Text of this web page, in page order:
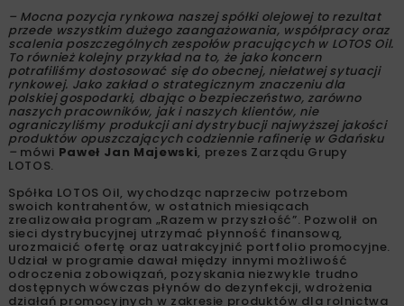
– Mocna pozycja rynkowa naszej spółki olejowej to rezultat
przede wszystkim dużego zaangażowania, współpracy oraz
scalenia poszczególnych zespołów pracujących w LOTOS Oil.
To również kolejny przykład na to, że jako koncern
potrafiliśmy dostosować się do obecnej, niełatwej sytuacji
rynkowej. Jako zakład o strategicznym znaczeniu dla
polskiej gospodarki, dbając o bezpieczeństwo, zarówno
naszych pracowników, jak i naszych klientów, nie
ograniczyliśmy produkcji ani dystrybucji najwyższej jakości
produktów opuszczających codziennie rafinerię w Gdańsku
– mówi Paweł Jan Majewski, prezes Zarządu Grupy
LOTOS.
Spółka LOTOS Oil, wychodząc naprzeciw potrzebom
swoich kontrahentów, w ostatnich miesiącach
zrealizowała program „Razem w przyszłość”. Pozwolił on
sieci dystrybucyjnej utrzymać płynność finansową,
urozmaicić ofertę oraz uatrakcyjnić portfolio promocyjne.
Udział w programie dawał między innymi możliwość
odroczenia zobowiązań, pozyskania niezwykle trudno
dostępnych wówczas płynów do dezynfekcji, wdrożenia
działań promocyjnych w zakresie produktów dla rolnictwa